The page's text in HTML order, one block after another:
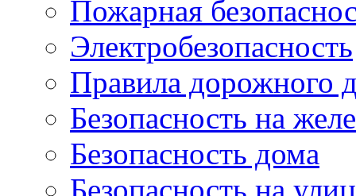
Пожарная
Электробезопасность
Правила дорожного
Безопасность на
Безопасность дома
Безопасность на